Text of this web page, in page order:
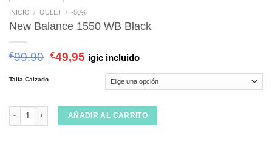
INICIO / OULET / -50%
New Balance 1550 WB Black
€99,90 €49,95 igic incluido
Talla Calzado
New Balance 1550 WB Black cantidad
AÑADIR AL CARRITO